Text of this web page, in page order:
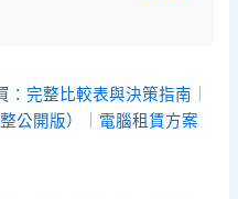
：完整比較表與決策指南
公開版）
電腦租賃方案